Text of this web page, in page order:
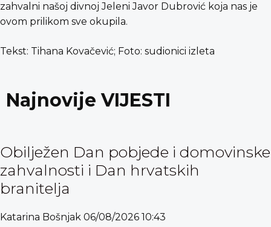
zahvalni našoj divnoj Jeleni Javor Dubrović koja nas je
ovom prilikom sve okupila.
Tekst: Tihana Kovačević; Foto: sudionici izleta
Najnovije VIJESTI
Obilježen Dan pobjede i domovinske
zahvalnosti i Dan hrvatskih
branitelja
Katarina Bošnjak 06/08/2026 10:43